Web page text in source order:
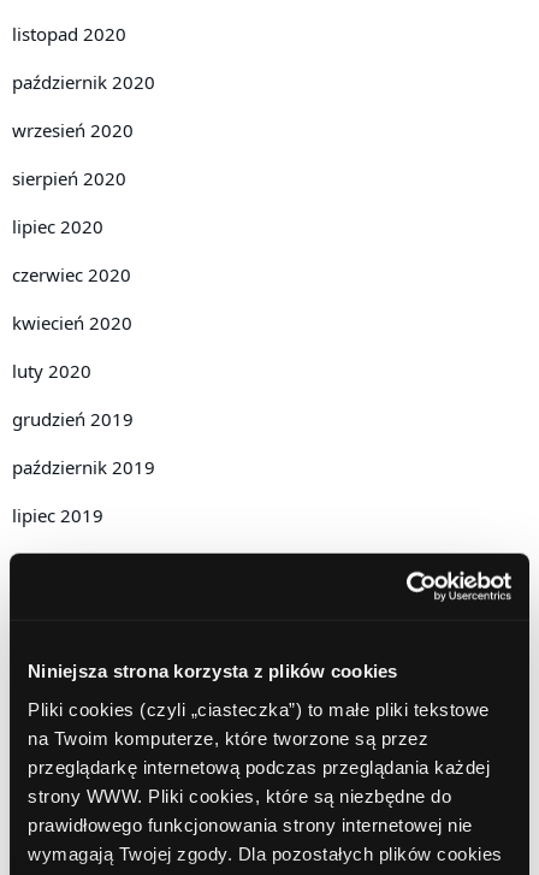
Niniejsza strona korzysta z plików cookies
Pliki cookies (czyli „ciasteczka”) to małe pliki tekstowe
na Twoim komputerze, które tworzone są przez
przeglądarkę internetową podczas przeglądania każdej
strony WWW. Pliki cookies, które są niezbędne do
prawidłowego funkcjonowania strony internetowej nie
wymagają Twojej zgody. Dla pozostałych plików cookies
listopad 2020
październik 2020
wrzesień 2020
sierpień 2020
lipiec 2020
czerwiec 2020
kwiecień 2020
luty 2020
grudzień 2019
październik 2019
lipiec 2019
czerwiec 2019
kwiecień 2019
grudzień 2018
listopad 2018
październik 2018
wrzesień 2018